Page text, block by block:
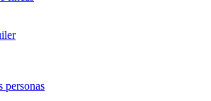
personas